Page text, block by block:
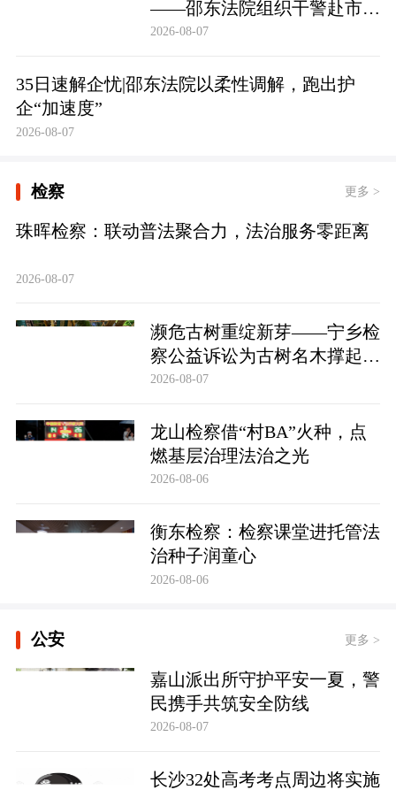
——邵东法院组织干警赴市禁
毒教育基地参观学习
2026-08-07
35日速解企忧|邵东法院以柔性调解，跑出护
企“加速度”
2026-08-07
检察 更多 >
珠晖检察：联动普法聚合力，法治服务零距离
2026-08-07
濒危古树重绽新芽——宁乡检
察公益诉讼为古树名木撑起法
治“保护伞”
2026-08-07
龙山检察借“村BA”火种，点
燃基层治理法治之光
2026-08-06
衡东检察：检察课堂进托管法
治种子润童心
2026-08-06
公安 更多 >
嘉山派出所守护平安一夏，警
民携手共筑安全防线
2026-08-07
长沙32处高考考点周边将实施